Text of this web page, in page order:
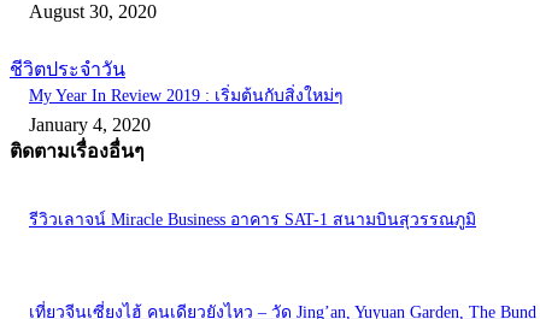
August 30, 2020
ชีวิตประจำวัน
My Year In Review 2019 : เริ่มต้นกับสิ่งใหม่ๆ
January 4, 2020
ติดตามเรื่องอื่นๆ
รีวิวเลาจน์ Miracle Business อาคาร SAT-1 สนามบินสุวรรณภูมิ
เที่ยวจีนเซี่ยงไฮ้ คนเดียวยังไหว – วัด Jing’an, Yuyuan Garden, The Bund